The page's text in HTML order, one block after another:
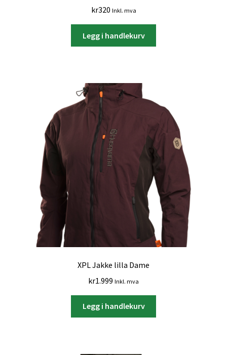
kr320 Inkl. mva
Legg i handlekurv
XPL Jakke lilla Dame
kr1.999 Inkl. mva
Legg i handlekurv